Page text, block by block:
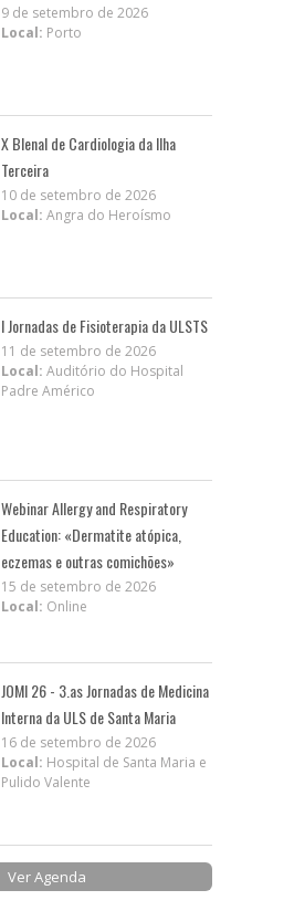
9 de setembro de 2026
Local: Porto
X BIenal de Cardiologia da Ilha
Terceira
10 de setembro de 2026
Local: Angra do Heroísmo
I Jornadas de Fisioterapia da ULSTS
11 de setembro de 2026
Local: Auditório do Hospital
Padre Américo
Webinar Allergy and Respiratory
Education: «Dermatite atópica,
eczemas e outras comichões»
15 de setembro de 2026
Local: Online
JOMI 26 - 3.as Jornadas de Medicina
Interna da ULS de Santa Maria
16 de setembro de 2026
Local: Hospital de Santa Maria e
Pulido Valente
Ver Agenda